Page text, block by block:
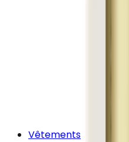
Vêtements